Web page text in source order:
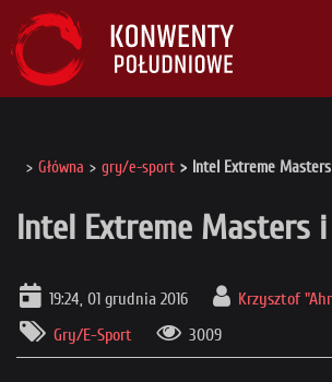
Główna gry/e-sport Intel Extreme
Intel Extreme Masters
19:24, 01 grudnia 2016
Krzysztof
Gry/E-Sport
3009